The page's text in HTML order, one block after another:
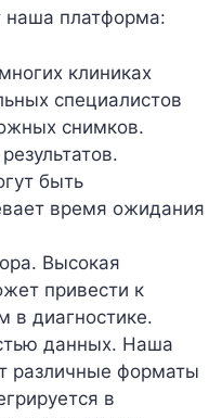
наша платформа:
клиниках
специалистов
снимков.
быть
время ожидания
Высокая
привести к
в диагностике.
данных. Наша
различные форматы
в